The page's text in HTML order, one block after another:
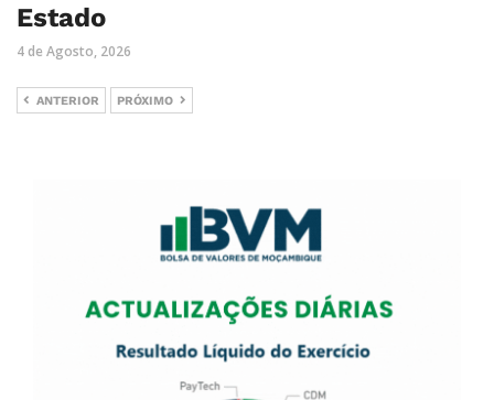
Estado
4 de Agosto, 2026
ANTERIOR PRÓXIMO